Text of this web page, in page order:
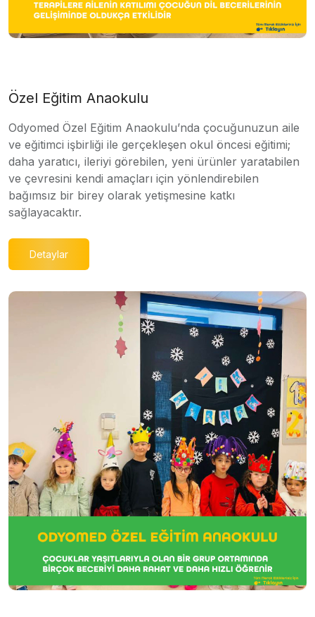
Özel Eğitim Anaokulu
Odyomed Özel Eğitim Anaokulu’nda çocuğunuzun aile
ve eğitimci işbirliği ile gerçekleşen okul öncesi eğitimi;
daha yaratıcı, ileriyi görebilen, yeni ürünler yaratabilen
ve çevresini kendi amaçları için yönlendirebilen
bağımsız bir birey olarak yetişmesine katkı
sağlayacaktır.
Detaylar